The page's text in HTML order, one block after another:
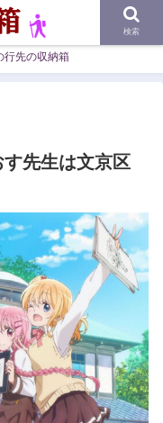
行先の収納箱
す先生は文京区
検索